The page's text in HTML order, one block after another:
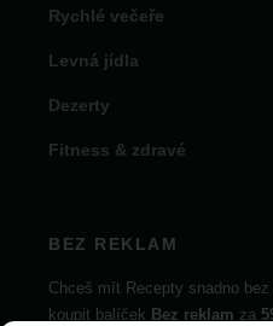
Rychlé večeře
Levná jídla
Dezerty
Fitness & zdravé
BEZ REKLAM
Chceš mít Recepty snadno
koupit balíček Bez reklam za